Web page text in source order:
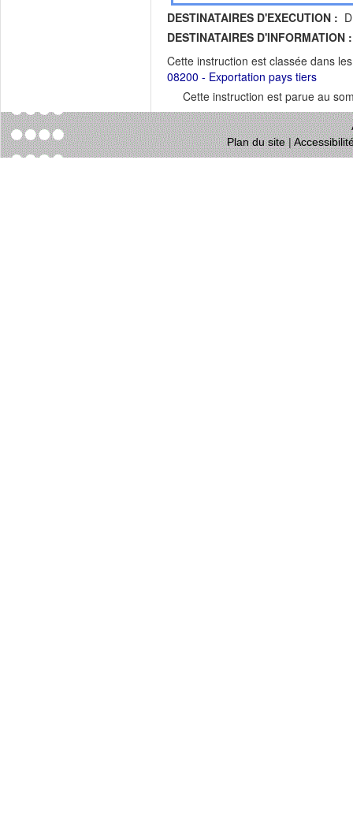
DESTINATAIRES D'EXECUTION :
DESTINATAIRES D'INFORMATION :
Cette instruction est classée dans
08200 - Exportation pays tiers
Cette instruction est parue au
Plan du site|